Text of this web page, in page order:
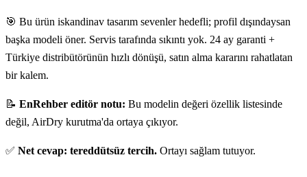
🎯 Bu ürün iskandinav tasarım sevenler hedefli; profil dışındaysan
başka modeli öner. Servis tarafında sıkıntı yok. 24 ay garanti +
Türkiye distribütörünün hızlı dönüşü, satın alma kararını rahatlatan
bir kalem.
📝 EnRehber editör notu: Bu modelin değeri özellik listesinde
değil, AirDry kurutma'da ortaya çıkıyor.
✅ Net cevap: tereddütsüz tercih. Ortayı sağlam tutuyor.